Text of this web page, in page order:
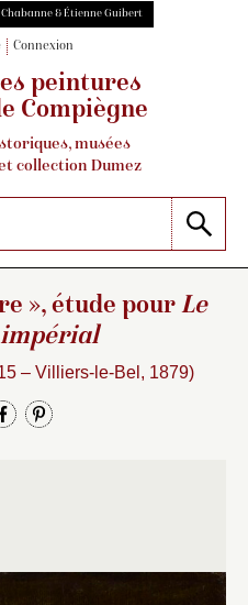
& Étienne Guibert
Connexion
peintures
Compiègne
musées
collection Dumez
», étude pour Le
impérial
– Villiers-le-Bel, 1879)